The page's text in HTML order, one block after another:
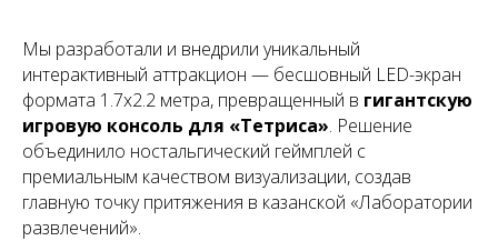
Мы разработали и внедрили уникальный
интерактивный аттракцион — бесшовный LED-экран
формата 1.7х2.2 метра, превращенный в гигантскую
игровую консоль для «Тетриса». Решение
объединило ностальгический геймплей с
премиальным качеством визуализации, создав
главную точку притяжения в казанской «Лаборатории
развлечений».